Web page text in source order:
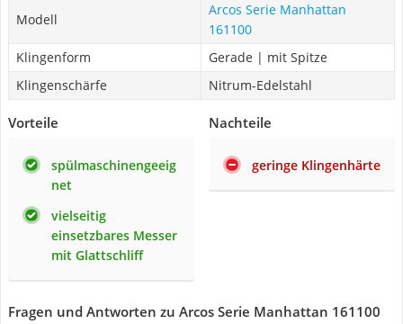
Modell
Arcos Serie Manhattan
161100
Klingenform
Gerade | mit Spitze
Klingenschärfe
Nitrum-Edelstahl
Vorteile
spülmaschinengeeig
net
vielseitig
einsetzbares Messer
mit Glattschliff
Nachteile
geringe Klingenhärte
Fragen und Antworten zu Arcos Serie Manhattan 161100